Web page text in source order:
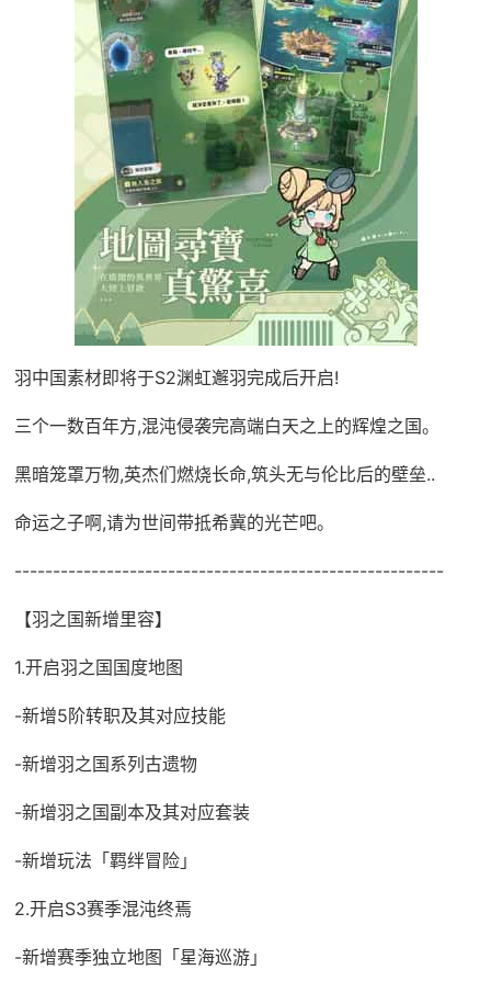
羽中国素材即将于S2渊虹邂羽完成后开启!
三个一数百年方,混沌侵袭完高端白天之上的辉煌之国。
黑暗笼罩万物,英杰们燃烧长命,筑头无与伦比后的壁垒..
命运之子啊,请为世间带抵希冀的光芒吧。
--------------------------------------------------------
【羽之国新增里容】
1.开启羽之国国度地图
-新增5阶转职及其对应技能
-新增羽之国系列古遗物
-新增羽之国副本及其对应套装
-新增玩法「羁绊冒险」
2.开启S3赛季混沌终焉
-新增赛季独立地图「星海巡游」